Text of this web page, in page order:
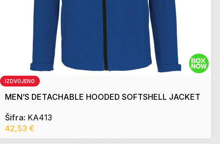
IZDVOJENO
MEN’S DETACHABLE HOODED SOFTSHELL JACKET
Šifra: KA413
42,53 €